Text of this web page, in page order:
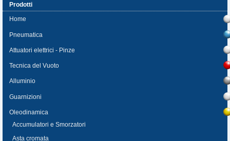
Prodotti
Home
Pneumatica
Attuatori elettrici - Pinze
Tecnica del Vuoto
Alluminio
Guarnizioni
Oleodinamica
Accumulatori e Smorzatori
Asta cromata